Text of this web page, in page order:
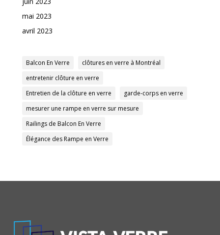
mai 2023
avril 2023
Balcon En Verre
clôtures en verre à Montréal
entretenir clôture en verre
Entretien de la clôture en verre
garde-corps en verre
mesurer une rampe en verre sur mesure
Railings de Balcon En Verre
Élégance des Rampe en Verre